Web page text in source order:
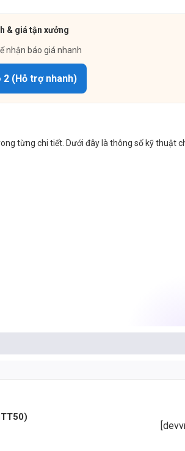
& giá tận xưởng
nhận báo giá nhanh
2 (Hỗ trợ nhanh)
từng chi tiết. Dưới đây là thông số kỹ thuật